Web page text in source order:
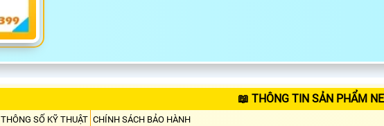
📖 THÔNG TIN SẢN PHẨM
THÔNG SỐ KỸ THUẬT CHÍNH SÁCH BẢO HÀNH